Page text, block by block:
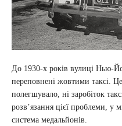
До 1930-х років вулиці Нью-
переповнені жовтими таксі.
полегшувало, ні заробіток
розв’язання цієї проблеми, у
система медальйонів.